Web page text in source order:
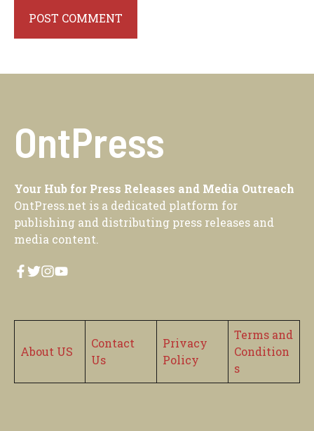
OntPress
Your Hub for Press Releases and Media Outreach
OntPress.net is a dedicated platform for
publishing and distributing press releases and
media content.
About US
Contact
Us
Privacy
Policy
Terms and
Condition
s